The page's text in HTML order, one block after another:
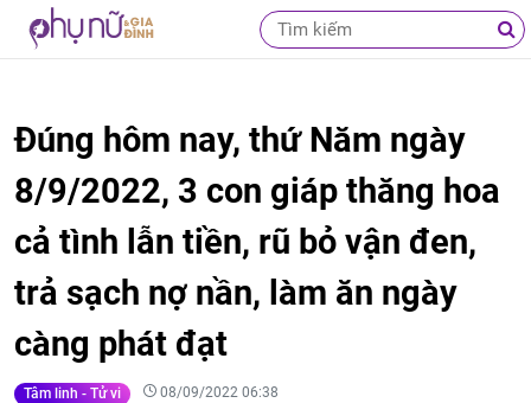
Đúng hôm nay, thứ Năm ngày
8/9/2022, 3 con giáp thăng hoa
cả tình lẫn tiền, rũ bỏ vận đen,
trả sạch nợ nần, làm ăn ngày
càng phát đạt
Tâm linh - Tử vi 08/09/2022 06:38